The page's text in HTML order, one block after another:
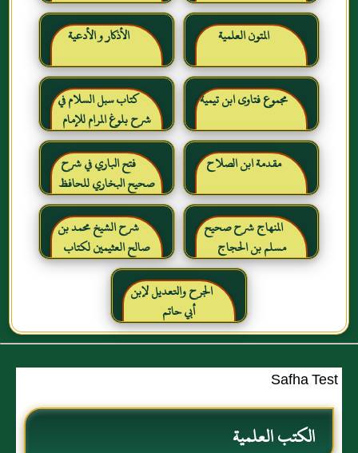
المتون العلمية الأذكار و الأدعية
مجموع فتاوى ابن تيمية
كتاب سبل السلام في
شرح بلوغ المرام للإمام
الصنعاني رحمه الله
مقدمة ابن الصلاح
فتح الباري في شرح
صحيح البخاري للحافظ
ابن حجر العسقلاني
المنهاج شرح صحيح
مسلم بن الحجاج
شرح الشيخ محمد بن
صالح العثيمين لكتاب
رياض الصالحين للإمام
النووي رحمهم الله تعالىالجرح والتعديل لإبن
أبي حاتم
Safha Test
الكتب العلمية